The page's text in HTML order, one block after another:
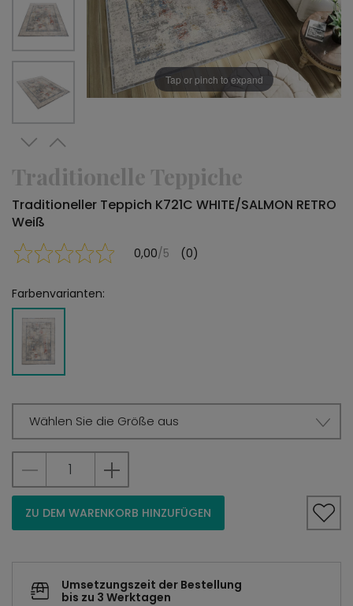
Tap or pinch to expand
Traditionelle Teppiche
Traditioneller Teppich K721C WHITE/SALMON RETRO
Weiß
0,00/5 (0)
Farbenvarianten:
Wählen Sie die Größe aus
ZU DEM WARENKORB HINZUFÜGEN
Umsetzungszeit der Bestellung
bis zu 3 Werktagen